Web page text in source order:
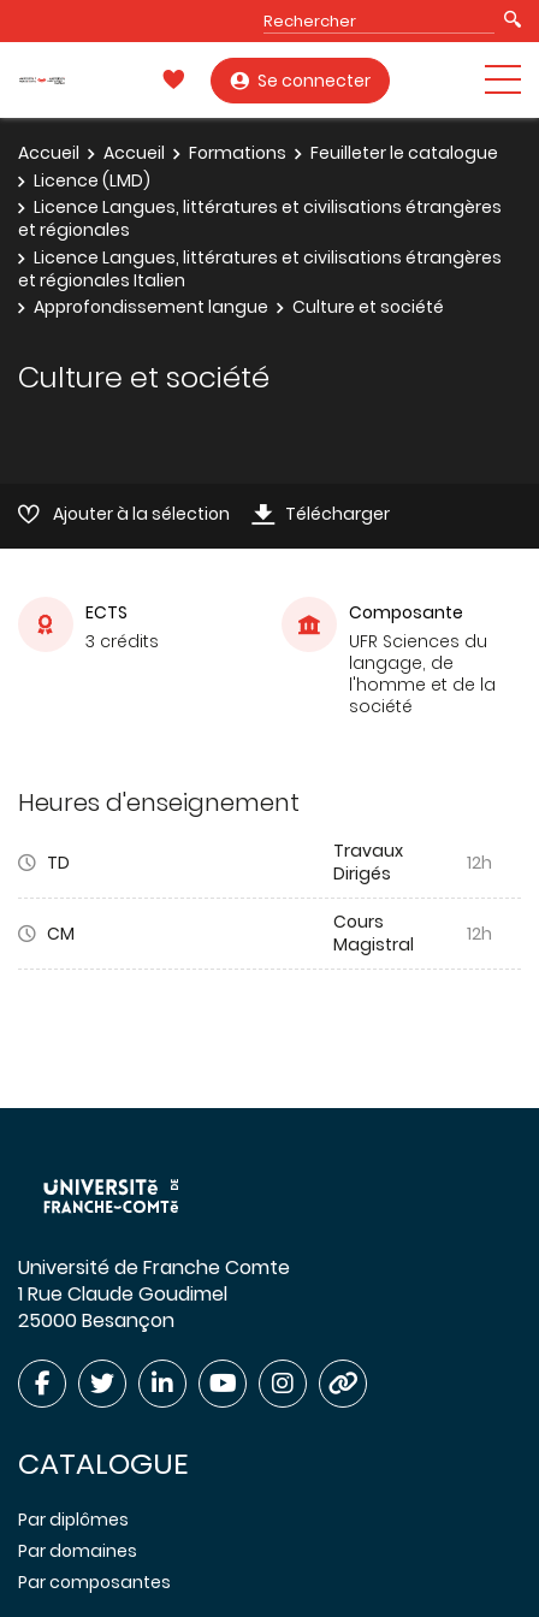
Se connecter
Accueil Accueil Formations
Feuilleter le catalogue
Licence (LMD)
Licence Langues, littératures et civilisations étrangères
et régionales
Licence Langues, littératures et civilisations étrangères
et régionales Italien
Approfondissement langue
Culture et société
Culture et société
Ajouter à la sélection Télécharger
ECTS
3 crédits
Composante
UFR Sciences du
langage, de
l'homme et de la
société
Heures d'enseignement
TD
Travaux
Dirigés
12h
CM
Cours
Magistral
12h
Université de Franche Comte
1 Rue Claude Goudimel
25000 Besançon
CATALOGUE
Par diplômes
Par domaines
Par composantes